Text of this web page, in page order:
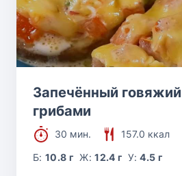
Запечённый
грибами
30 мин.
157.0 ккал
Б:10.8 г Ж:12.4 г У:4.5 г